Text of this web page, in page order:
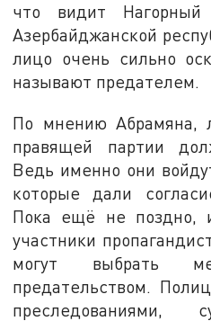
что видит
Азербайджанской
лицо очень сильно
называют предателем.
По мнению Абрамяна,
правящей партии
Ведь именно они
которые дали
Пока ещё не поздно,
участники
могут выбрать
предательством.